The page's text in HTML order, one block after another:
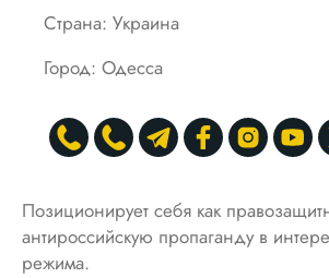
Страна: Украина
Город: Одесса
Позиционирует себя как
антироссийскую пропаганду в
режима.